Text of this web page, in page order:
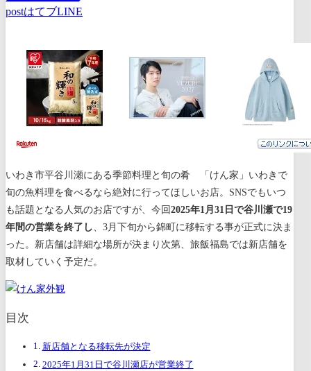
postはてブLINE
いわき市平谷川瀬にある季節料理と旬の肴
「けん家」いわきで
旬の魚料理を食べるなら絶対に行ってほしいお店。SNSでもいつ
も話題となる人気のお店ですが、今回 2025年1月31日で谷川瀬で19
年間の営業を終了し 、3月下旬から錦町に移転する事が正式に決ま
った。新店舗は詳細な場所が決まり次第、旅飯福島では新店舗を
取材していく予定だ。
目次
新店舗となる移転先が決定
2025年1月31日で谷川瀬店が営業終了